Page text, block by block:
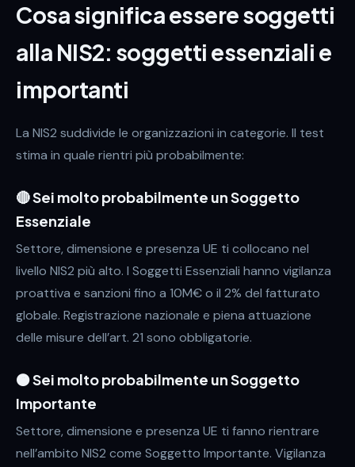
Cosa significa essere soggetti
alla NIS2: soggetti essenziali e
importanti
La NIS2 suddivide le organizzazioni in categorie. Il test
stima in quale rientri più probabilmente:
🔴 Sei molto probabilmente un Soggetto
Essenziale
Settore, dimensione e presenza UE ti collocano nel
livello NIS2 più alto. I Soggetti Essenziali hanno vigilanza
proattiva e sanzioni fino a 10M€ o il 2% del fatturato
globale. Registrazione nazionale e piena attuazione
delle misure dell’art. 21 sono obbligatorie.
🟠 Sei molto probabilmente un Soggetto
Importante
Settore, dimensione e presenza UE ti fanno rientrare
nell’ambito NIS2 come Soggetto Importante. Vigilanza